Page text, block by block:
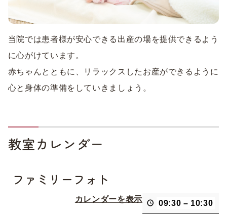
当院では患者様が安心できる出産の場を提供できるよう
に心がけています。
赤ちゃんとともに、リラックスしたお産ができるように
心と身体の準備をしていきましょう。
教室カレンダー
ファミリーフォト
09:30 – 10:30
カレンダーを表示